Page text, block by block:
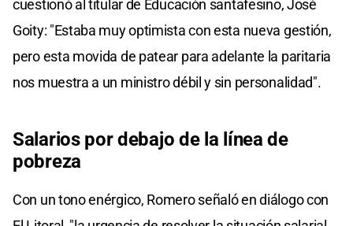
cuestionó al titular de Educación santafesino, José
Goity: "Estaba muy optimista con esta nueva gestión,
pero esta movida de patear para adelante la paritaria
nos muestra a un ministro débil y sin personalidad".
Salarios por debajo de la línea de
pobreza
Con un tono enérgico, Romero señaló en diálogo con